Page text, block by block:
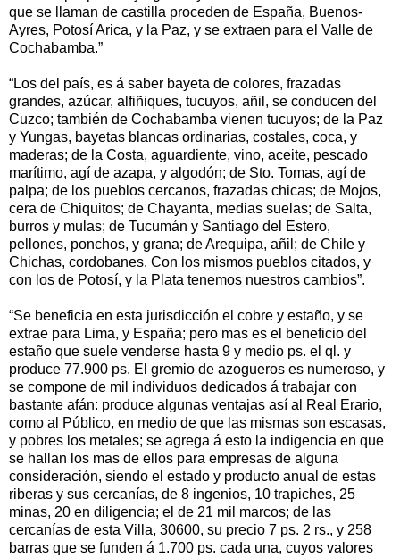
que se llaman de castilla proceden de España, Buenos-
Ayres, Potosí Arica, y la Paz, y se extraen para el Valle de
Cochabamba.”
“Los del país, es á saber bayeta de colores, frazadas
grandes, azúcar, alfiñiques, tucuyos, añil, se conducen del
Cuzco; también de Cochabamba vienen tucuyos; de la Paz
y Yungas, bayetas blancas ordinarias, costales, coca, y
maderas; de la Costa, aguardiente, vino, aceite, pescado
marítimo, agí de azapa, y algodón; de Sto. Tomas, agí de
palpa; de los pueblos cercanos, frazadas chicas; de Mojos,
cera de Chiquitos; de Chayanta, medias suelas; de Salta,
burros y mulas; de Tucumán y Santiago del Estero,
pellones, ponchos, y grana; de Arequipa, añil; de Chile y
Chichas, cordobanes. Con los mismos pueblos citados, y
con los de Potosí, y la Plata tenemos nuestros cambios”.
“Se beneficia en esta jurisdicción el cobre y estaño, y se
extrae para Lima, y España; pero mas es el beneficio del
estaño que suele venderse hasta 9 y medio ps. el ql. y
produce 77.900 ps. El gremio de azogueros es numeroso, y
se compone de mil individuos dedicados á trabajar con
bastante afán: produce algunas ventajas así al Real Erario,
como al Público, en medio de que las mismas son escasas,
y pobres los metales; se agrega á esto la indigencia en que
se hallan los mas de ellos para empresas de alguna
consideración, siendo el estado y producto anual de estas
riberas y sus cercanías, de 8 ingenios, 10 trapiches, 25
minas, 20 en diligencia; el de 21 mil marcos; de las
cercanías de esta Villa, 30600, su precio 7 ps. 2 rs., y 258
barras que se funden á 1.700 ps. cada una, cuyos valores